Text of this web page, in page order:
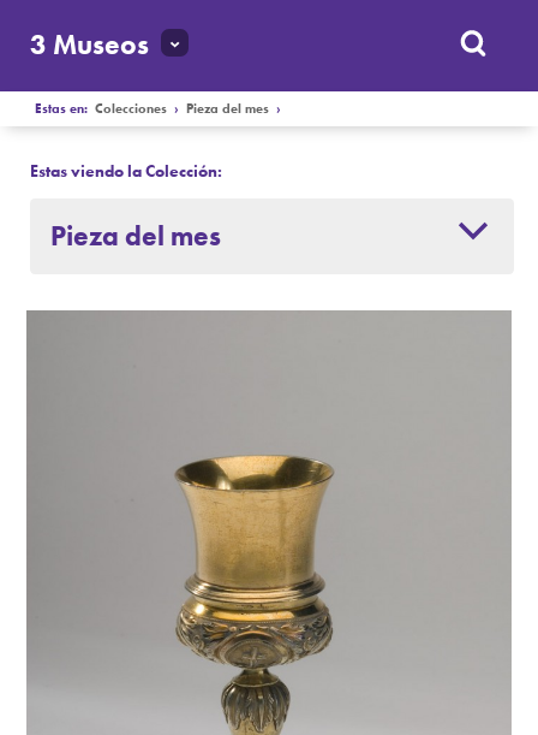
3 Museos
Estas en:Colecciones ›Pieza del mes ›
Estas viendo la Colección:
Pieza del mes